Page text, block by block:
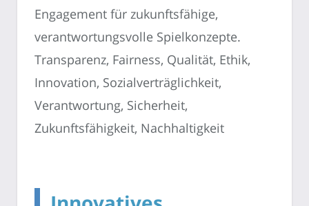
Engagement für zukunftsfähige,
verantwortungsvolle Spielkonzepte.
Transparenz, Fairness, Qualität, Ethik,
Innovation, Sozialverträglichkeit,
Verantwortung, Sicherheit,
Zukunftsfähigkeit, Nachhaltigkeit